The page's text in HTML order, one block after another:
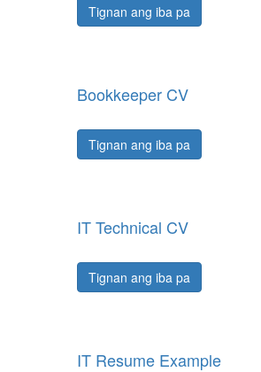
Tignan ang iba pa
Bookkeeper CV
Tignan ang iba pa
IT Technical CV
Tignan ang iba pa
IT Resume Example